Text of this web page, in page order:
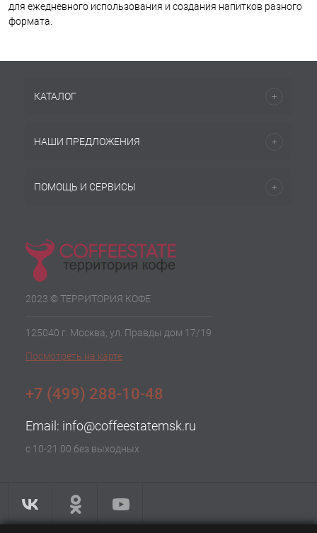
для ежедневного использования и создания напитков разного
формата.
КАТАЛОГ
НАШИ ПРЕДЛОЖЕНИЯ
ПОМОЩЬ И СЕРВИСЫ
2023 © ТЕРРИТОРИЯ КОФЕ
125040 г. Москва, ул. Правды дом 17/19
Посмотреть на карте
+7 (499) 288-10-48
Email: info@coffeestatemsk.ru
с 10-21.00 без выходных